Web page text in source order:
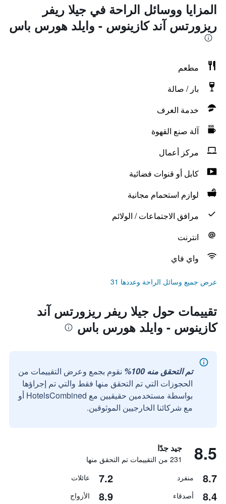
المزايا ووسائل الراحة في جيلا ريفر
ريزورتس آند كازينوس - وايلد هورس باس
مطعم
بار / صالة
خدمة الغرف
آلة صنع القهوة
مركز أعمال
كابل أو قنوات فضائية
لوازم استحمام مجانية
مرافق الاجتماعات / الولائم
انترنت
واي فاي
عرض جميع وسائل الراحة وعددها 31
تقييمات حول جيلا ريفر ريزورتس آند
كازينوس - وايلد هورس باس
تم التحقق منه 100%
نقوم بجمع وعرض التقييمات من
الحجوزات التي تم التحقق منها فقط والتي تم إجراؤها
بواسطة مستخدمين حقيقيين مع HotelsCombined أو
مع شركائنا الخارجيين الموثوقين.
8.5 جيد جدًا
231 من التقييمات تم التحقق منها
8.7 منفرد 7.2 عائلات
8.4 أصدقاء 8.9 الأزواج